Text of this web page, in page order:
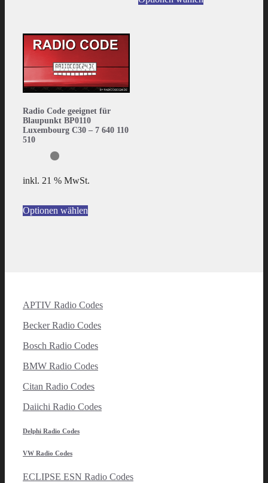
Radio Code geeignet für
Blaupunkt BP0110
Luxembourg C30 – 7 640 110
510
inkl. 21 % MwSt.
Optionen wählen
APTIV Radio Codes
Becker Radio Codes
Bosch Radio Codes
BMW Radio Codes
Citan Radio Codes
Daiichi Radio Codes
Delphi Radio Codes
VW Radio Codes
ECLIPSE ESN Radio Codes